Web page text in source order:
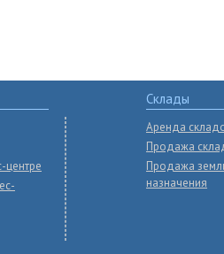
центре
Склады
Аренда
Продажа
Продажа
назначения